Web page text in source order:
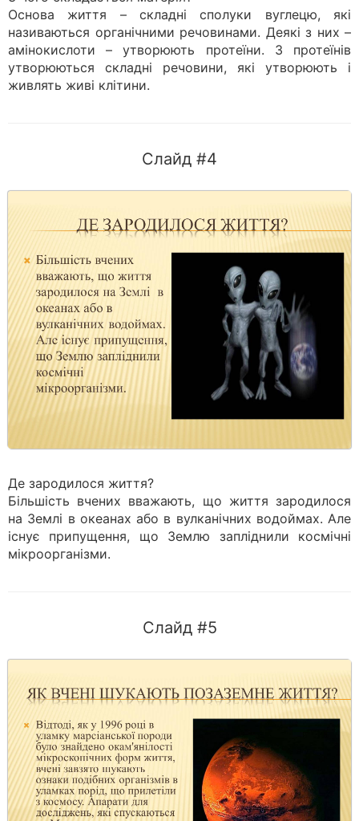
Основа життя – складні сполуки вуглецю, які
називаються органічними речовинами. Деякі з них –
амінокислоти – утворюють протеїни. З протеїнів
утворюються складні речовини, які утворюють і
живлять живі клітини.
Слайд #4
Де зародилося життя?
Більшість вчених вважають, що життя зародилося
на Землі в океанах або в вулканічних водоймах. Але
існує припущення, що Землю запліднили космічні
мікроорганізми.
Слайд #5